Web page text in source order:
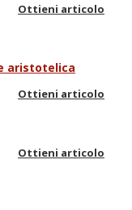
Ottieni articolo
aristotelica
Ottieni articolo
Ottieni articolo